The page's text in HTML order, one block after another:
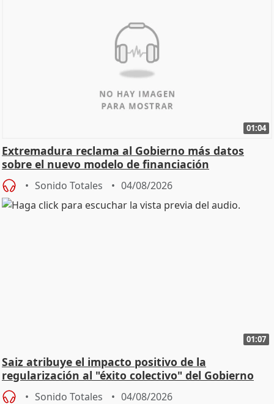
01:04
Extremadura reclama al Gobierno más datos
sobre el nuevo modelo de financiación
Sonido Totales 04/08/2026
01:07
Saiz atribuye el impacto positivo de la
regularización al "éxito colectivo" del Gobierno
Sonido Totales 04/08/2026